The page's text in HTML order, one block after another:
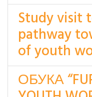
Study visit
pathway
of youth
ОБУКА